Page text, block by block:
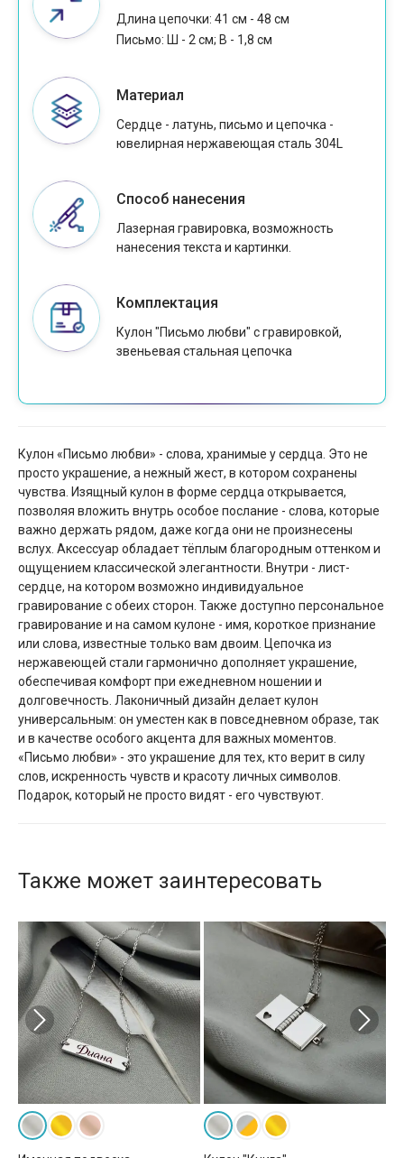
Длина цепочки: 41 см - 48 см
Письмо: Ш - 2 см; В - 1,8 см
Материал
Сердце - латунь, письмо и цепочка -
ювелирная нержавеющая сталь 304L
Способ нанесения
Лазерная гравировка, возможность
нанесения текста и картинки.
Комплектация
Кулон "Письмо любви" с гравировкой,
звеньевая стальная цепочка
Кулон «Письмо любви» - слова, хранимые у сердца. Это не
просто украшение, а нежный жест, в котором сохранены
чувства. Изящный кулон в форме сердца открывается,
позволяя вложить внутрь особое послание - слова, которые
важно держать рядом, даже когда они не произнесены
вслух. Аксессуар обладает тёплым благородным оттенком и
ощущением классической элегантности. Внутри - лист-
сердце, на котором возможно индивидуальное
гравирование с обеих сторон. Также доступно персональное
гравирование и на самом кулоне - имя, короткое признание
или слова, известные только вам двоим. Цепочка из
нержавеющей стали гармонично дополняет украшение,
обеспечивая комфорт при ежедневном ношении и
долговечность. Лаконичный дизайн делает кулон
универсальным: он уместен как в повседневном образе, так
и в качестве особого акцента для важных моментов.
«Письмо любви» - это украшение для тех, кто верит в силу
слов, искренность чувств и красоту личных символов.
Подарок, который не просто видят - его чувствуют.
Также может заинтересовать